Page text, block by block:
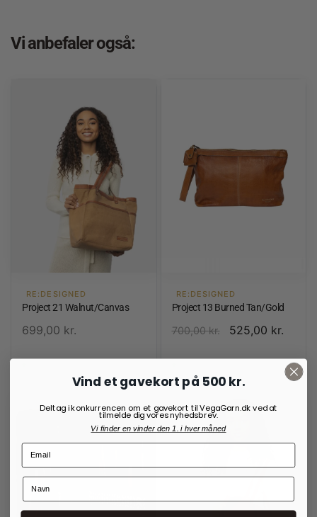
Vi anbefaler også:
RE:DESIGNED
Project 21 Walnut/Canvas
699,00 kr.
RE:DESIGNED
Project 13 Burned Tan/Gold
700,00kr. 525,00 kr.
Vind et gavekort på 500 kr.
Deltag i konkurrencen om et gavekort til VegaGarn.dk ved at
tilmelde dig vores nyhedsbrev.
Vi finder en vinder den 1. i hver måned